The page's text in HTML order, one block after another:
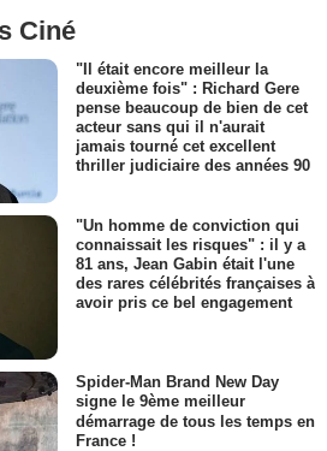
Ciné
"Il était encore meilleur la
deuxième fois" : Richard Gere
pense beaucoup de bien de cet
acteur sans qui il n'aurait
jamais tourné cet excellent
thriller judiciaire des années 90
"Un homme de conviction qui
connaissait les risques" : il y a
81 ans, Jean Gabin était l'une
des rares célébrités françaises à
avoir pris ce bel engagement
Spider-Man Brand New Day
signe le 9ème meilleur
démarrage de tous les temps en
France !